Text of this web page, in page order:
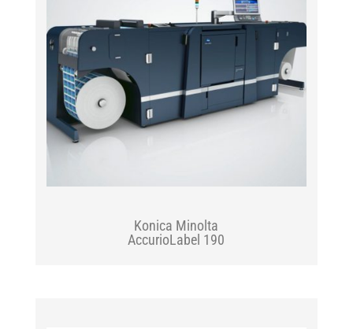
Konica Minolta
AccurioLabel 190